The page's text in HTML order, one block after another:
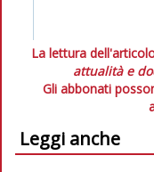
La lettura
attualità e
Gli abbonati
Leggi anche